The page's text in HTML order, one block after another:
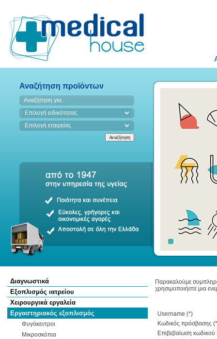
Αναζήτηση προϊόντων
Διαγνωστικά
Εξοπλισμός ιατρείου
Χειρουργικά εργαλεία
Εργαστηριακός εξοπλισμός
Φυγόκεντροι
Μικροσκόπια
Παρακαλούμε
χρησιμοποιήστε μια
Username (*)
Κωδικός πρόσβασης
Επιβεβαίωση κωδικού